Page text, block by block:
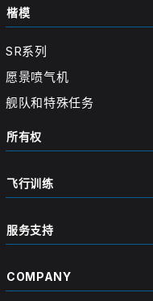
楷模
SR系列
愿景喷气机
舰队和特殊任务
所有权
飞行训练
服务支持
COMPANY